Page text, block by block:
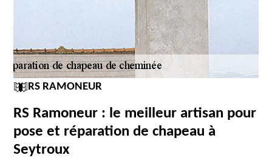
RS RAMONEUR
RS Ramoneur : le meilleur artisan pour
pose et réparation de chapeau à
Seytroux